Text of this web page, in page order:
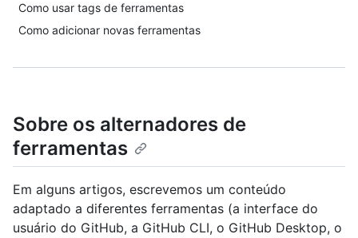
Como usar tags de ferramentas
Como adicionar novas ferramentas
Sobre os alternadores de
ferramentas
Em alguns artigos, escrevemos um conteúdo
adaptado a diferentes ferramentas (a interface do
usuário do GitHub, a GitHub CLI, o GitHub Desktop, o